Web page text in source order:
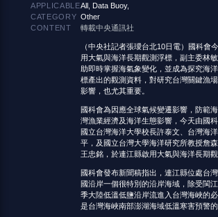
APPLICABLEAll, Data Buoy,
CATEGORY Other
CONTENT
轉載中央通訊社
（中央社記者張璦台北10日電）國科會
用大氣與海洋長期觀測浮標，副主委林
助即時掌握海氣象變化，並成為探究海
標產出的觀測資料，對研究台灣關鍵漁
影響，也尤其重要。
國科會為因應全球氣候變遷影響，防範
灣漁業經濟及海洋生態影響，今天由國科
國立台灣海洋大學校長許泰文、台灣海
平，及國立台灣大學海洋研究所教授詹
王忠銘，於連江縣啟用大氣與海洋長期觀
國科會發布新聞稿指出，連江縣位處台
國沿岸一個很特別的沿岸海域，除受閩
季大陸低溫低鹽沿岸流進入台灣海峽的
是台灣海峽南部澎湖海域低溫寒害預警的